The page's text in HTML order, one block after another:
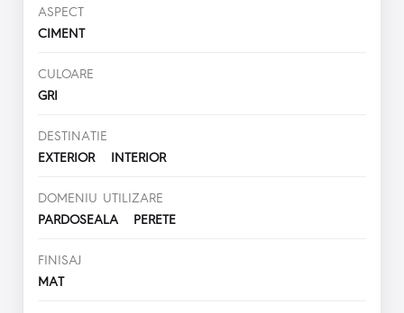
ASPECT
CIMENT
CULOARE
GRI
DESTINATIE
EXTERIOR INTERIOR
DOMENIU UTILIZARE
PARDOSEALA PERETE
FINISAJ
MAT